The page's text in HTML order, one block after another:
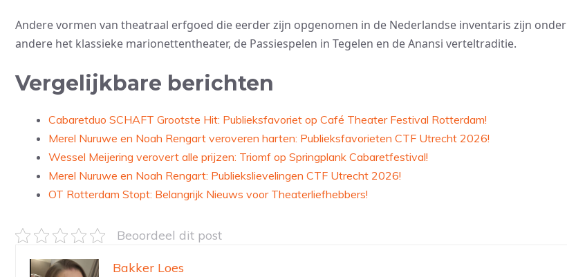
Andere vormen van theatraal erfgoed die eerder zijn opgenomen in de Nederlandse inventaris zijn onder
andere het klassieke marionettentheater, de Passiespelen in Tegelen en de Anansi verteltraditie.
Vergelijkbare berichten
Cabaretduo SCHAFT Grootste Hit: Publieksfavoriet op Café Theater Festival Rotterdam!
Merel Nuruwe en Noah Rengart veroveren harten: Publieksfavorieten CTF Utrecht 2026!
Wessel Meijering verovert alle prijzen: Triomf op Springplank Cabaretfestival!
Merel Nuruwe en Noah Rengart: Publiekslievelingen CTF Utrecht 2026!
OT Rotterdam Stopt: Belangrijk Nieuws voor Theaterliefhebbers!
Beoordeel dit post
Bakker Loes